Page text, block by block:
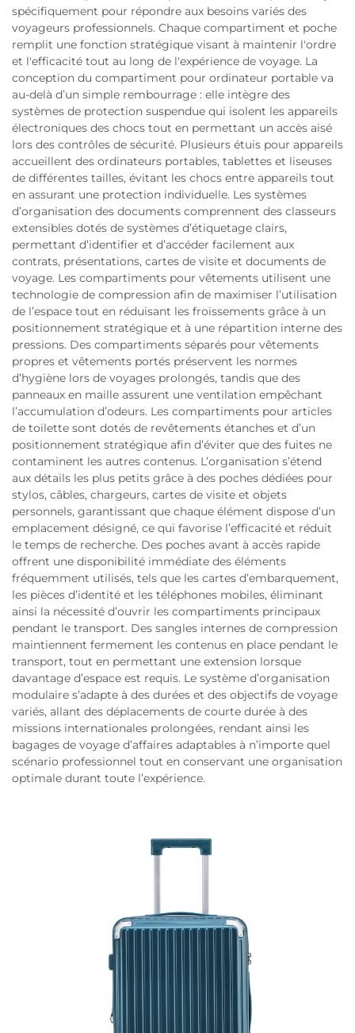
spécifiquement pour répondre aux besoins variés des
voyageurs professionnels. Chaque compartiment et poche
remplit une fonction stratégique visant à maintenir l'ordre
et l'efficacité tout au long de l'expérience de voyage. La
conception du compartiment pour ordinateur portable va
au-delà d’un simple rembourrage : elle intègre des
systèmes de protection suspendue qui isolent les appareils
électroniques des chocs tout en permettant un accès aisé
lors des contrôles de sécurité. Plusieurs étuis pour appareils
accueillent des ordinateurs portables, tablettes et liseuses
de différentes tailles, évitant les chocs entre appareils tout
en assurant une protection individuelle. Les systèmes
d’organisation des documents comprennent des classeurs
extensibles dotés de systèmes d’étiquetage clairs,
permettant d’identifier et d’accéder facilement aux
contrats, présentations, cartes de visite et documents de
voyage. Les compartiments pour vêtements utilisent une
technologie de compression afin de maximiser l’utilisation
de l’espace tout en réduisant les froissements grâce à un
positionnement stratégique et à une répartition interne des
pressions. Des compartiments séparés pour vêtements
propres et vêtements portés préservent les normes
d’hygiène lors de voyages prolongés, tandis que des
panneaux en maille assurent une ventilation empêchant
l’accumulation d’odeurs. Les compartiments pour articles
de toilette sont dotés de revêtements étanches et d’un
positionnement stratégique afin d’éviter que des fuites ne
contaminent les autres contenus. L’organisation s’étend
aux détails les plus petits grâce à des poches dédiées pour
stylos, câbles, chargeurs, cartes de visite et objets
personnels, garantissant que chaque élément dispose d’un
emplacement désigné, ce qui favorise l’efficacité et réduit
le temps de recherche. Des poches avant à accès rapide
offrent une disponibilité immédiate des éléments
fréquemment utilisés, tels que les cartes d’embarquement,
les pièces d’identité et les téléphones mobiles, éliminant
ainsi la nécessité d’ouvrir les compartiments principaux
pendant le transport. Des sangles internes de compression
maintiennent fermement les contenus en place pendant le
transport, tout en permettant une extension lorsque
davantage d’espace est requis. Le système d’organisation
modulaire s’adapte à des durées et des objectifs de voyage
variés, allant des déplacements de courte durée à des
missions internationales prolongées, rendant ainsi les
bagages de voyage d’affaires adaptables à n’importe quel
scénario professionnel tout en conservant une organisation
optimale durant toute l’expérience.